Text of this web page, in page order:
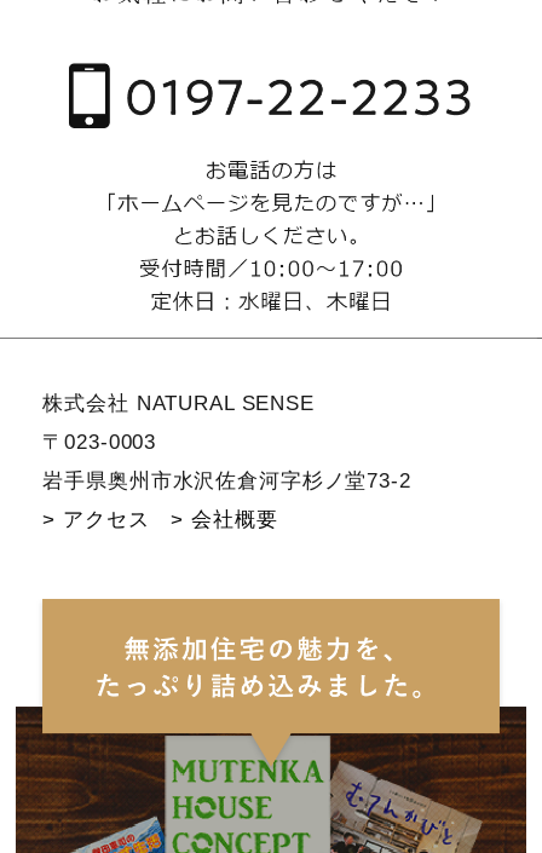
株式会社 NATURAL SENSE
〒023-0003
岩手県奥州市水沢佐倉河字杉ノ堂73-2
> アクセス
> 会社概要